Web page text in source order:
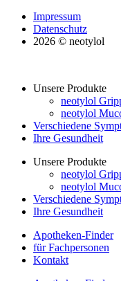
Impressum
Datenschutz
2026 © neotylol
Unsere Produkte
neotylol
neotylol
Verschiedene
Ihre Gesundheit
Unsere Produkte
neotylol
neotylol
Verschiedene
Ihre Gesundheit
Apotheken-Finder
für Fachpersonen
Kontakt